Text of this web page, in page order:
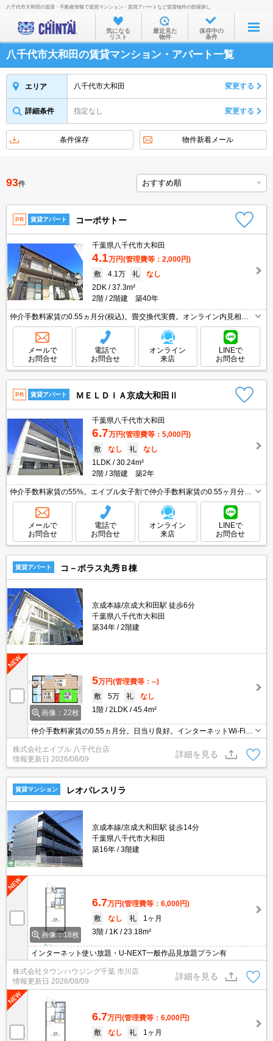
お部屋を探す
沿線・駅から
住所から
物件特集から
不動産会社から
TOP
八千代市大和田の賃貸・不動産情報で賃貸マンション・賃貸アパートなど賃貸物件の部屋探し
気になる
リスト
最近見た
物件
保存中の
条件
八千代市大和田の賃貸マンション・アパート一覧
エリア 八千代市大和田 変更する
詳細条件 指定なし 変更する
条件保存 物件新着メール
93件
PR 賃貸アパート コーポサトー
千葉県八千代市大和田
4.1万円(管理費等：2,000円)
敷
4.1万 礼
なし
2DK
37.3m²
2階
2階建 築40年
仲介手数料家賃の0.55ヵ月分(税込)。畳交換代実費。オンライン内見相談
可。住環境、あなたの目でお確かめください。最新の空室状況はお気軽に
お問い合わせ下さい。
メールで
お問合せ
電話で
お問合せ
オンライン
来店
LINEで
お問合せ
PR 賃貸アパート ＭＥＬＤＩＡ京成大和田Ⅱ
千葉県八千代市大和田
6.7万円(管理費等：5,000円)
敷
なし 礼
なし
1LDK
30.24m²
2階
3階建 築2年
仲介手数料家賃の55%。エイブル女子割で仲介手数料家賃の0.55ヶ月分よ
り10％ＯＦＦ。オンライン内見相談可。便利な宅配BOX。住環境、あなた
の目でお確かめください。詳細はお問い合わせください。
メールで
お問合せ
電話で
お問合せ
オンライン
来店
LINEで
お問合せ
賃貸アパート コ－ポラス丸秀Ｂ棟
京成本線/京成大和田駅 徒歩6分
千葉県八千代市大和田
築34年
2階建
画像：22枚
5万円(管理費等：--)
敷
5万 礼
なし
1階
2LDK 45.4m²
仲介手数料家賃の0.55ヵ月分。日当り良好。インターネットWi-Fi無
料。ペット飼育の場合、敷金1ヵ月分増。
株式会社エイブル 八千代台店
情報更新日 2026/08/09
詳細を見る
賃貸マンション レオパレスリラ
京成本線/京成大和田駅 徒歩14分
千葉県八千代市大和田
築16年
3階建
画像：18枚
6.7万円(管理費等：6,000円)
敷
なし 礼
1ヶ月
3階
1K 23.18m²
インターネット使い放題・U-NEXT一般作品見放題プラン有
株式会社タウンハウジング千葉 市川店
情報更新日 2026/08/09
詳細を見る
6.7万円(管理費等：6,000円)
敷
なし 礼
1ヶ月